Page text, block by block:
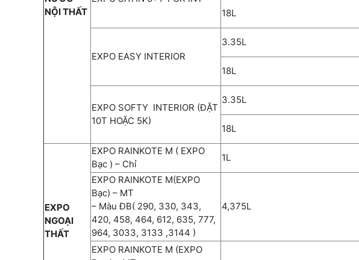
NỘI THẤT
18L
EXPO EASY INTERIOR
3.35L
18L
EXPO SOFTY INTERIOR (ĐẶT
10T HOẶC 5K)
3.35L
18L
EXPO
NGOẠI
THẤT
EXPO RAINKOTE M ( EXPO
Bạc ) – Chỉ
1L
EXPO RAINKOTE M(EXPO
Bạc) – MT
– Màu ĐB( 290, 330, 343,
420, 458, 464, 612, 635, 777,
964, 3033, 3133 ,3144 )
4,375L
EXPO RAINKOTE M (EXPO